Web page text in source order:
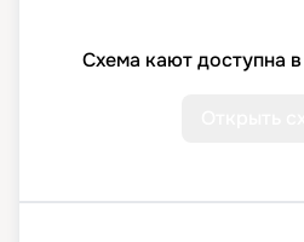
Схема кают доступна